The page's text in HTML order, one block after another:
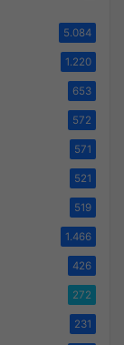
5.084
1.220
653
572
571
521
519
1.466
426
272
231